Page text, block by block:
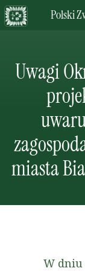
Polski
Uwagi
miasta
W dniu